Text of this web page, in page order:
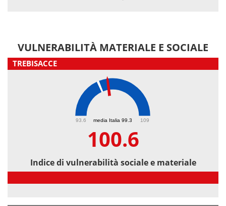
VULNERABILITÀ MATERIALE E SOCIALE
TREBISACCE
media Italia 99.3
93.6 109
100.6
Indice di vulnerabilità sociale e materiale